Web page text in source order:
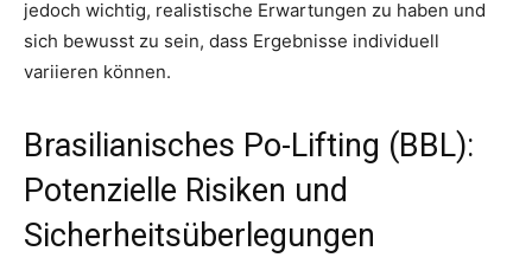
jedoch wichtig, realistische Erwartungen zu haben und
sich bewusst zu sein, dass Ergebnisse individuell
variieren können.
Brasilianisches Po-Lifting (BBL):
Potenzielle Risiken und
Sicherheitsüberlegungen